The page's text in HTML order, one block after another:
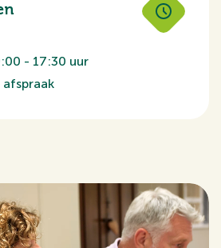
- 17:30 uur
afspraak